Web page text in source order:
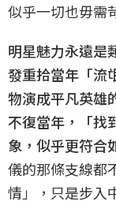
似乎一切也毋需
明星魅力永遠是
發重拾當年「流
物演成平凡英雄
不復當年，「找
象，似乎更符合
儀的那條支線都
情」，只是步入